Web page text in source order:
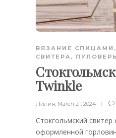
ВЯЗАНИЕ СПИЦАМИ ,
СВИТЕРА,
Twinkle
Лилия, March 21, 2024
Стокгольмский
оформленной